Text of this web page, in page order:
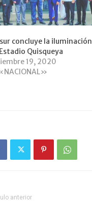
concluye la iluminación
Quisqueya
19, 2020
anterior